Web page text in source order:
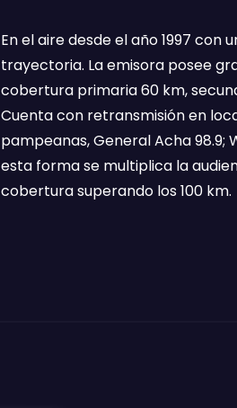
En el aire desde el año 1997 con
trayectoria. La emisora posee
cobertura primaria 60 km,
Cuenta con retransmisión en
pampeanas, General Acha 98.9;
esta forma se multiplica la
cobertura superando los 100 km.